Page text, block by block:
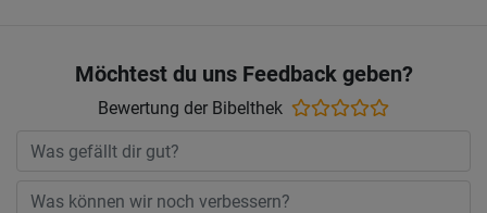
Möchtest du uns Feedback geben?
Bewertung der Bibelthek